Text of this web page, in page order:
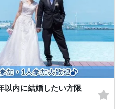
以内に結婚したい方限